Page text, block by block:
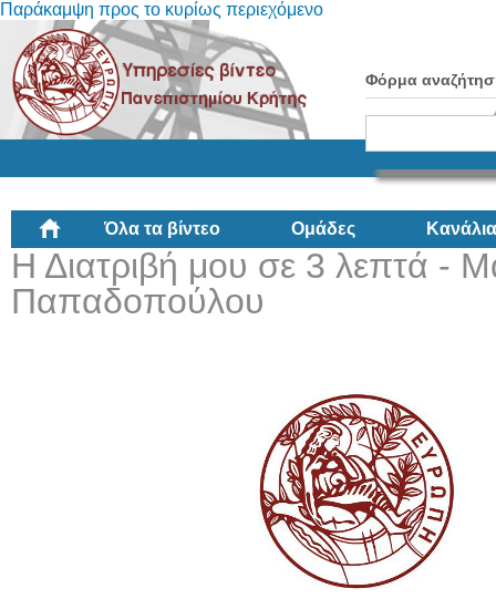
Παράκαμψη προς το κυρίως περιεχόμενο
Φόρμα
Όλα τα βίντεο Ομάδες Κανάλια
Η Διατριβή μου σε 3 λεπτά -
Παπαδοπούλου